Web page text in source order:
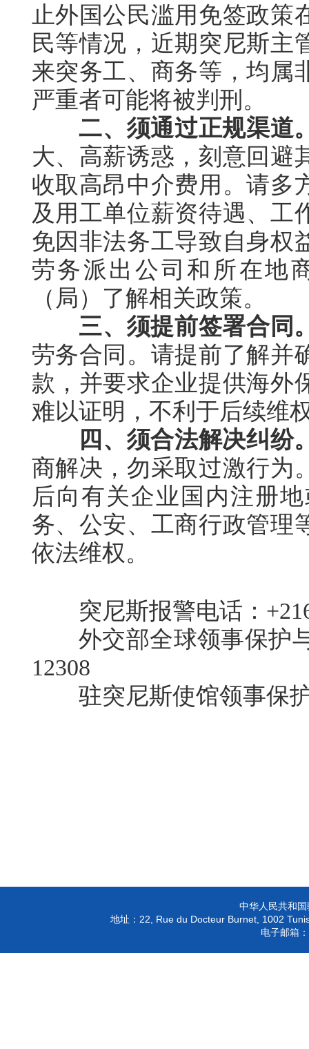
止外国公民滥用免签政策
民等情况，近期突尼斯主
来突务工、商务等，均属
严重者可能将被判刑。
二、须通过正规渠道
大、高薪诱惑，刻意回避
收取高昂中介费用。请多
及用工单位薪资待遇、工
免因非法务工导致自身权
劳务派出公司和所在地
（局）了解相关政策。
三、须提前签署合同
劳务合同。请提前了解并
款，并要求企业提供海外
难以证明，不利于后续维
四、须合法解决纠纷
商解决，勿采取过激行为
后向有关企业国内注册
务、公安、工商行政管理
依法维权。
突尼斯报警电话：
外交部全球领事保护与
12308
驻突尼斯使馆领事保护
中华人民共和
地址： 22, Rue du Docteur Burnet, 1002
电子邮箱：